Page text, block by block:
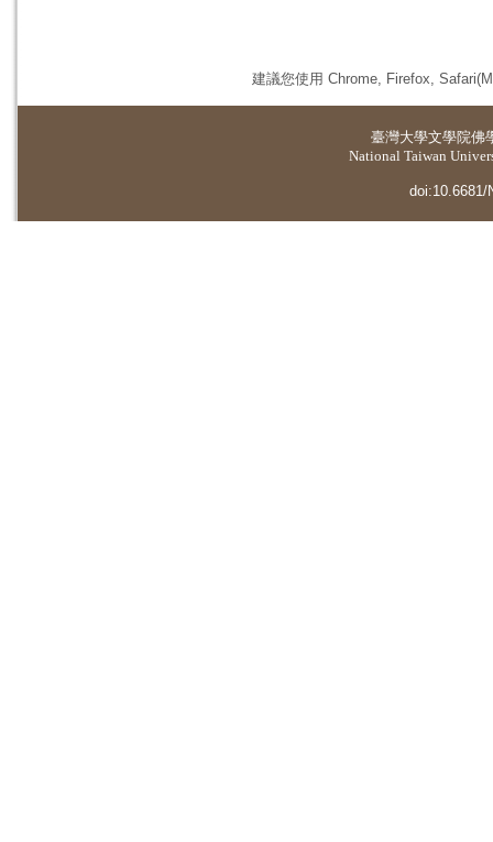
建議您使用 Chrome, Firefox,
臺灣大學文學院佛
National Taiwan
doi:10.6681/